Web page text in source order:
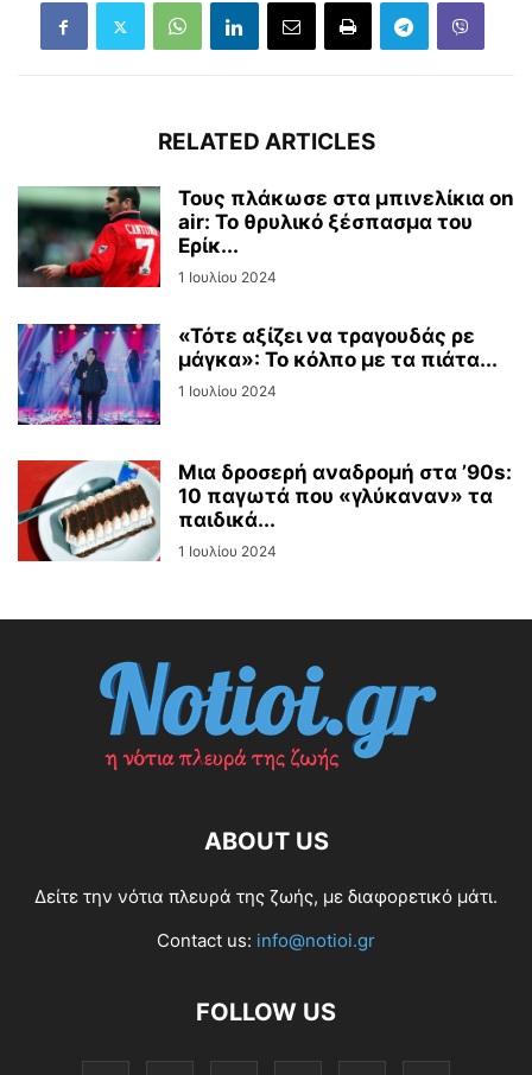
RELATED ARTICLES
Τους πλάκωσε στα μπινελίκια on
air: Το θρυλικό ξέσπασμα του
Ερίκ...
1 Ιουλίου 2024
«Τότε αξίζει να τραγουδάς ρε
μάγκα»: Το κόλπο με τα πιάτα...
1 Ιουλίου 2024
Μια δροσερή αναδρομή στα ’90s:
10 παγωτά που «γλύκαναν» τα
παιδικά...
1 Ιουλίου 2024
ABOUT US
Δείτε την νότια πλευρά της ζωής, με διαφορετικό μάτι.
Contact us: info@notioi.gr
FOLLOW US